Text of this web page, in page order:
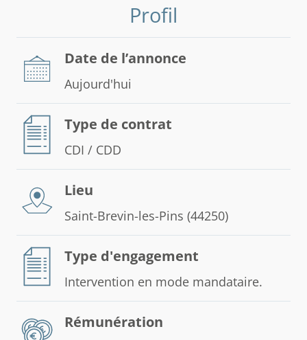
Profil
Date de l’annonce
Aujourd'hui
Type de contrat
CDI / CDD
Lieu
Saint-Brevin-les-Pins (44250)
Type d'engagement
Intervention en mode mandataire.
Rémunération